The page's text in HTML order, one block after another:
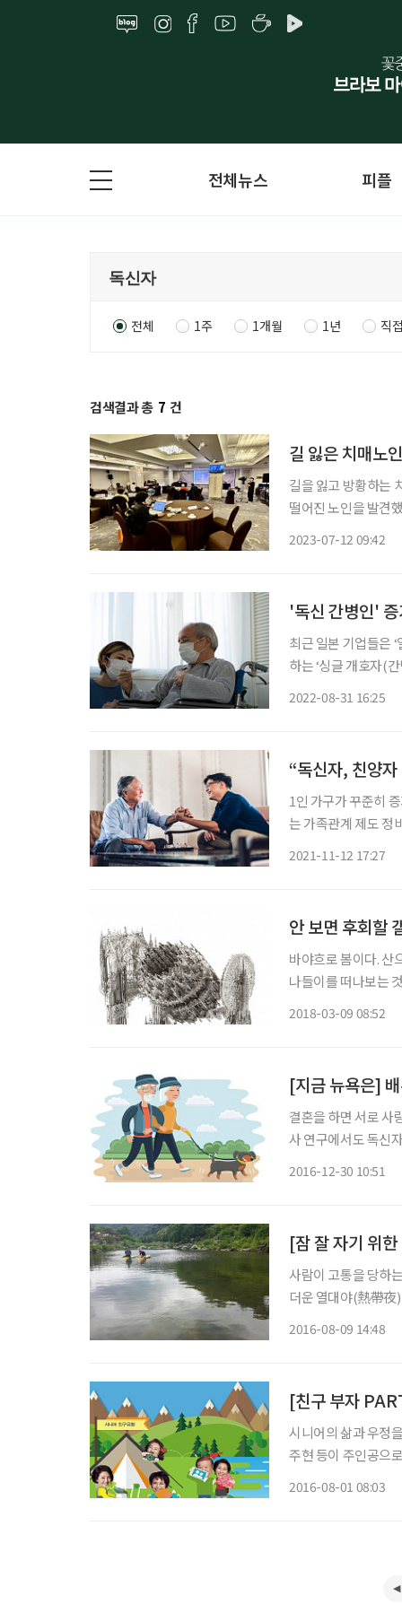
전체뉴스 피플
전체 1주 1개월 1년 직
검색결과 총 7 건
길 잃은 치매노
길을 잃고 방황하는
떨어진 노인을 발견
2023-07-12 09:42
'독신 간병인'
최근 일본 기업들은
하는 ‘싱글 개호자(
2022-08-31 16:25
“독신자, 친양
1인 가구가 꾸준히
는 가족관계 제도 정비에 나섰다. 독신주의자인 80세의 A
2021-11-12 17:27
안 보면 후회할
바야흐로 봄이다. 산
나들이를 떠나보는
2018-03-09 08:52
[지금 뉴욕은]
결혼을 하면 서로 사
사 연구에서도 독신
2016-12-30 10:51
[잠 잘 자기 위
사람이 고통을 당하
더운 열대야(熱帶夜
2016-08-09 14:48
시니어의 삶과 우정
주현 등이 주인공으
2016-08-01 08:03